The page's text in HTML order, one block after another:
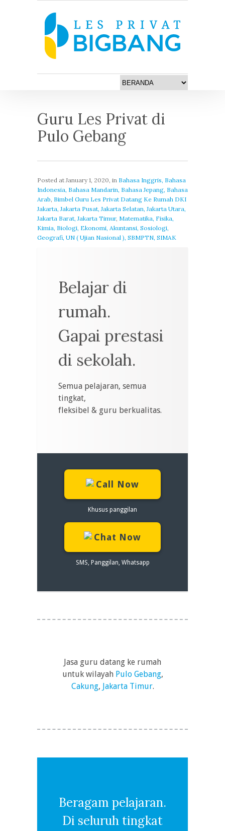
Guru Les Privat di
Pulo Gebang
Posted atJanuary 1, 2020, in Bahasa Inggris, Bahasa
Indonesia, Bahasa Mandarin, Bahasa Jepang, Bahasa
Arab, Bimbel Guru Les Privat Datang Ke Rumah DKI
Jakarta, Jakarta Pusat, Jakarta Selatan, Jakarta Utara,
Jakarta Barat, Jakarta Timur, Matematika, Fisika,
Kimia, Biologi, Ekonomi, Akuntansi, Sosiologi,
Geografi, UN ( Ujian Nasional ), SBMPTN, SIMAK
Belajar di
rumah.
Gapai prestasi
di sekolah.
Semua pelajaran, semua
tingkat,
fleksibel & guru berkualitas.
Call Now
Khusus panggilan
Chat Now
SMS, Panggilan, Whatsapp
Jasa guru datang ke rumah
untuk wilayah Pulo Gebang,
Cakung, Jakarta Timur.
Beragam pelajaran.
Di seluruh tingkat